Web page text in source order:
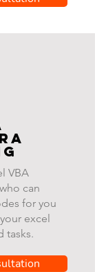
VBA
can
for you
excel
tasks.